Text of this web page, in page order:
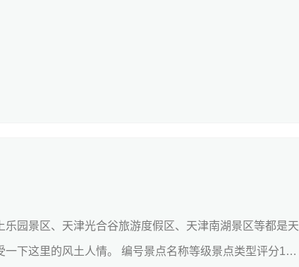
园景区、天津光合谷旅游度假区、天津南湖景区等都是天
下这里的风土人情。 编号景点名称等级景点类型评分1萨